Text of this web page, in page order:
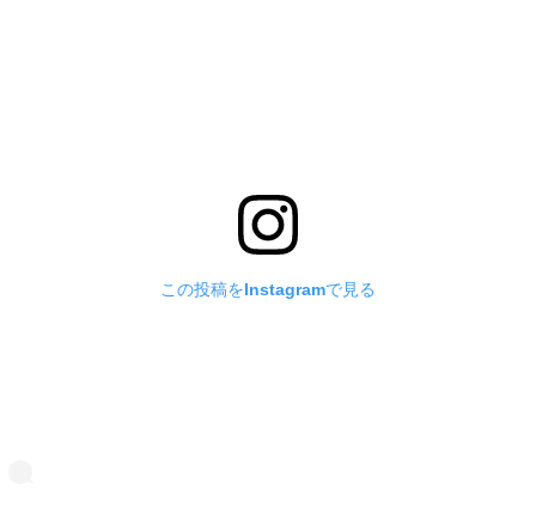
この投稿をInstagramで見る